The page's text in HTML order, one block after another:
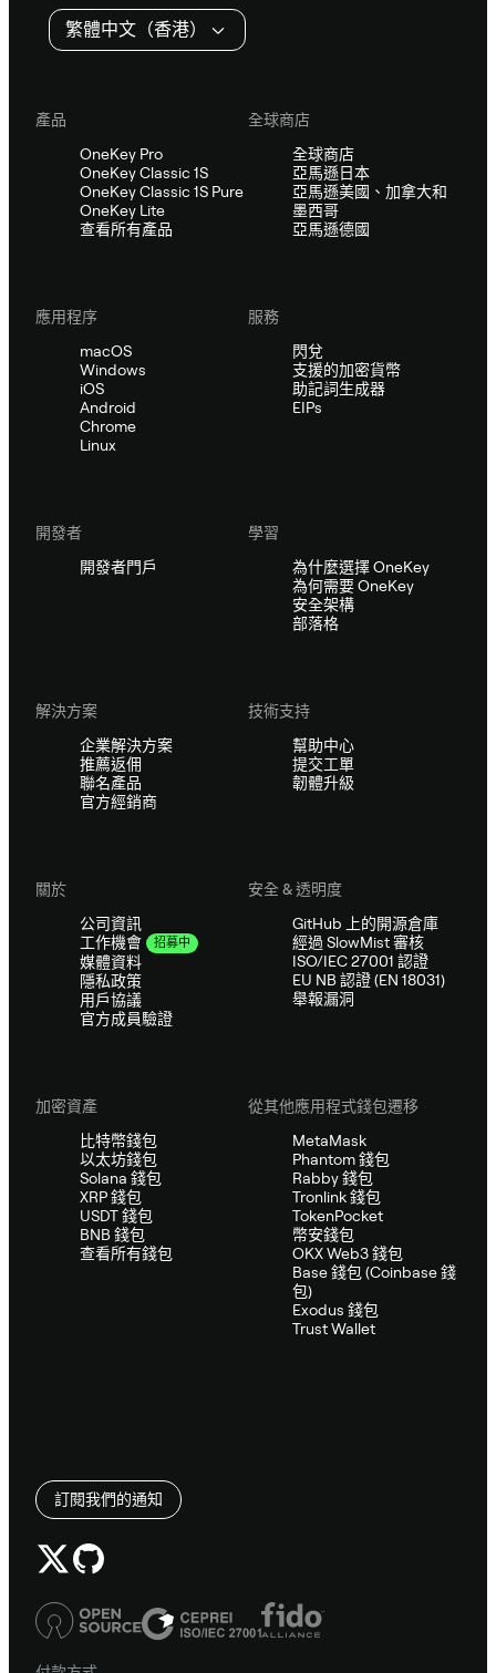
繁體中文（香港）
產品
OneKey Pro
OneKey Classic 1S
OneKey Classic 1S Pure
OneKey Lite
查看所有產品
全球商店
全球商店
亞馬遜日本
亞馬遜美國、加拿大和
墨西哥
亞馬遜德國
應用程序
macOS
Windows
iOS
Android
Chrome
Linux
服務
閃兌
支援的加密貨幣
助記詞生成器
EIPs
開發者
開發者門戶
學習
為什麼選擇 OneKey
為何需要 OneKey
安全架構
部落格
解決方案
企業解決方案
推薦返佣
聯名產品
官方經銷商
技術支持
幫助中心
提交工單
韌體升級
關於
公司資訊
工作機會
招募中
媒體資料
隱私政策
用戶協議
官方成員驗證
安全 & 透明度
GitHub 上的開源倉庫
經過 SlowMist 審核
ISO/IEC 27001 認證
EU NB 認證 (EN 18031)
舉報漏洞
加密資產
比特幣錢包
以太坊錢包
Solana 錢包
XRP 錢包
USDT 錢包
BNB 錢包
查看所有錢包
從其他應用程式錢包遷移
MetaMask
Phantom 錢包
Rabby 錢包
Tronlink 錢包
TokenPocket
幣安錢包
OKX Web3 錢包
Base 錢包 (Coinbase 錢
包)
Exodus 錢包
Trust Wallet
訂閱我們的通知